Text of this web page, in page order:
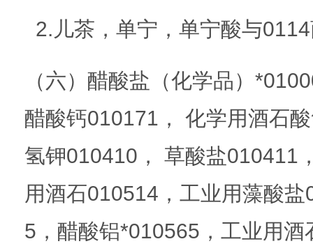
2.儿茶，单宁，单宁酸与
（六）醋酸盐（化学品）
醋酸钙010171， 化学用酒石
氢钾010410， 草酸盐010411
用酒石010514，工业用藻酸
5，醋酸铝*010565，工业用